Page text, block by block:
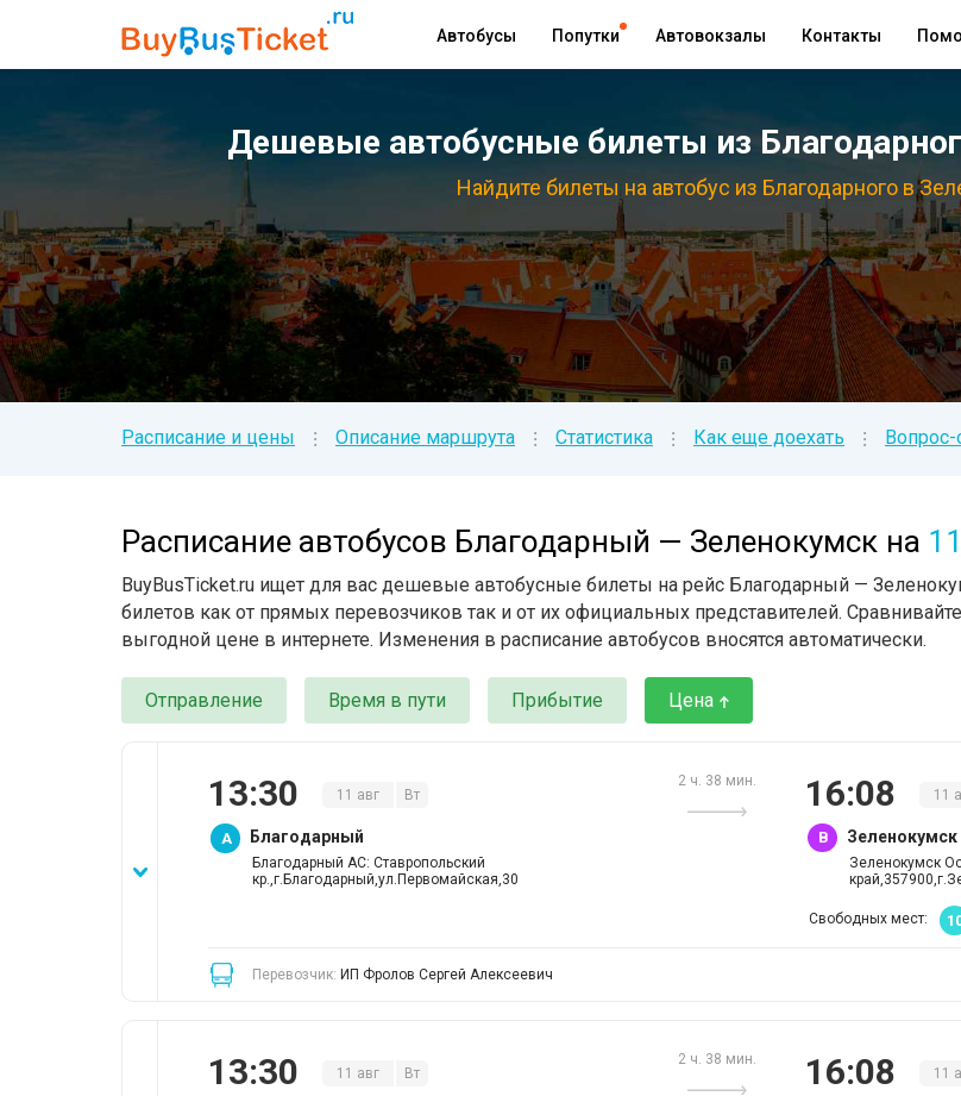
Автобусы Попутки Автовокзалы Контакты
Дешевые автобусные билеты из
Найдите билеты на автобус из Благодарного в
Расписание и цены ⁝ Описание маршрута ⁝ Статистика ⁝ Как еще доехать ⁝ Вопрос-
Расписание автобусов Благодарный — Зеленокумск на
BuyBusTicket.ru ищет для вас дешевые автобусные билеты на рейс Благодарный —
билетов как от прямых перевозчиков так и от их официальных представителей.
выгодной цене в интернете. Изменения в расписание автобусов вносятся автоматически.
Отправление Время в пути Прибытие Цена
13:30 11 авг Вт
A Благодарный
Благодарный АС: Ставропольский
кр.,г.Благодарный,ул.Первомайская,30
2 ч. 38 мин. 16:08 11
B Зеленокумск
Зеленокумск
Свободных мест:
Перевозчик: ИП Фролов Сергей Алексеевич
13:30 11 авг Вт
2 ч. 38 мин. 16:08 11